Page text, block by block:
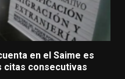
en el Saime es
citas consecutivas